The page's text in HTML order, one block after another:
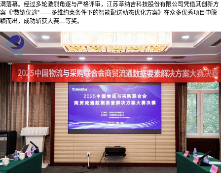
满落幕。经过多轮激烈角逐与严格评审，江苏莘纳吉科技股份有限公司凭借其创新方
案《“数链优途”——多维约束条件下的智能配送动态优化方案》在众多优秀项目中脱
颖而出，成功斩获大赛二等奖。